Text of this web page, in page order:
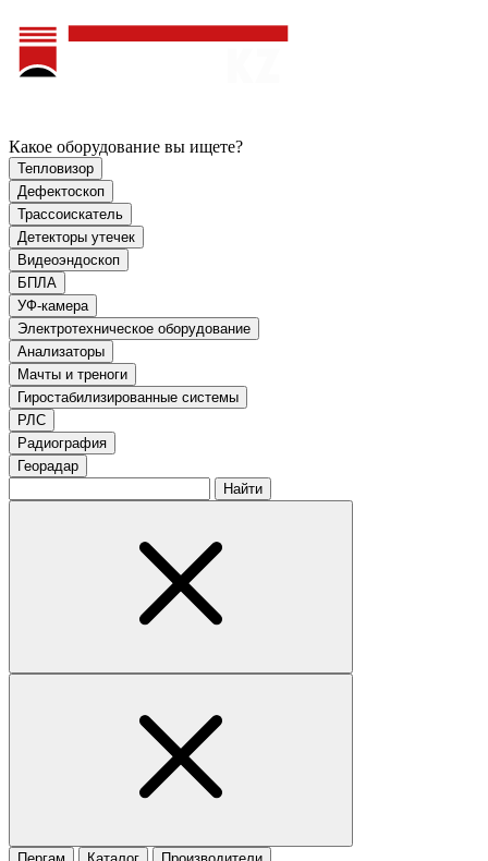
Какое оборудование вы ищете?
Тепловизор
Дефектоскоп
Трассоискатель
Детекторы утечек
Видеоэндоскоп
БПЛА
УФ-камера
Электротехническое оборудование
Анализаторы
Мачты и треноги
Гиростабилизированные системы
РЛС
Радиография
Георадар
Найти